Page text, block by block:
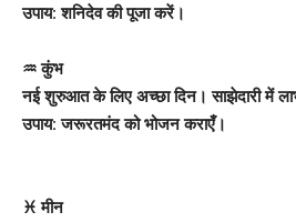
उपाय: शनिदेव की पूजा करें।
♒ कुंभ
नई शुरुआत के लिए अच्छा दिन। साझेदारी में
उपाय: जरूरतमंद को भोजन कराएँ।
♓ मीन